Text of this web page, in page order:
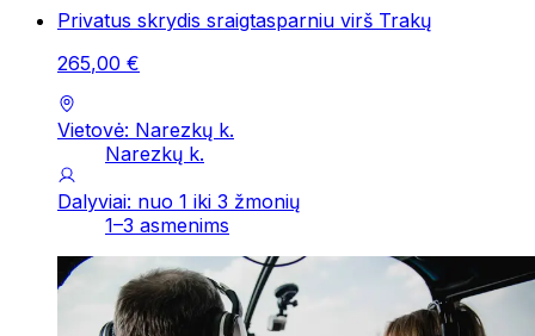
Privatus skrydis sraigtasparniu virš Trakų
265,00 €
Vietovė: Narezkų k.
Narezkų k.
Dalyviai: nuo 1 iki 3 žmonių
1–3 asmenims